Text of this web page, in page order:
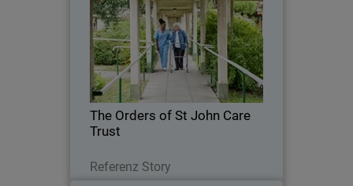
The Orders of St John Care
Trust
Referenz Story
The Trust sought a cloud-based security
solution that could integrate seamlessly
with its cloud infrastructure while
maintaining robust threat detection.